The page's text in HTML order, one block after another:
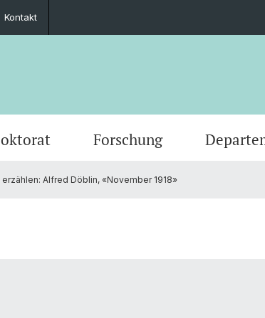
Kontakt
Forschung
erzählen: Alfred Döblin, «November 1918»